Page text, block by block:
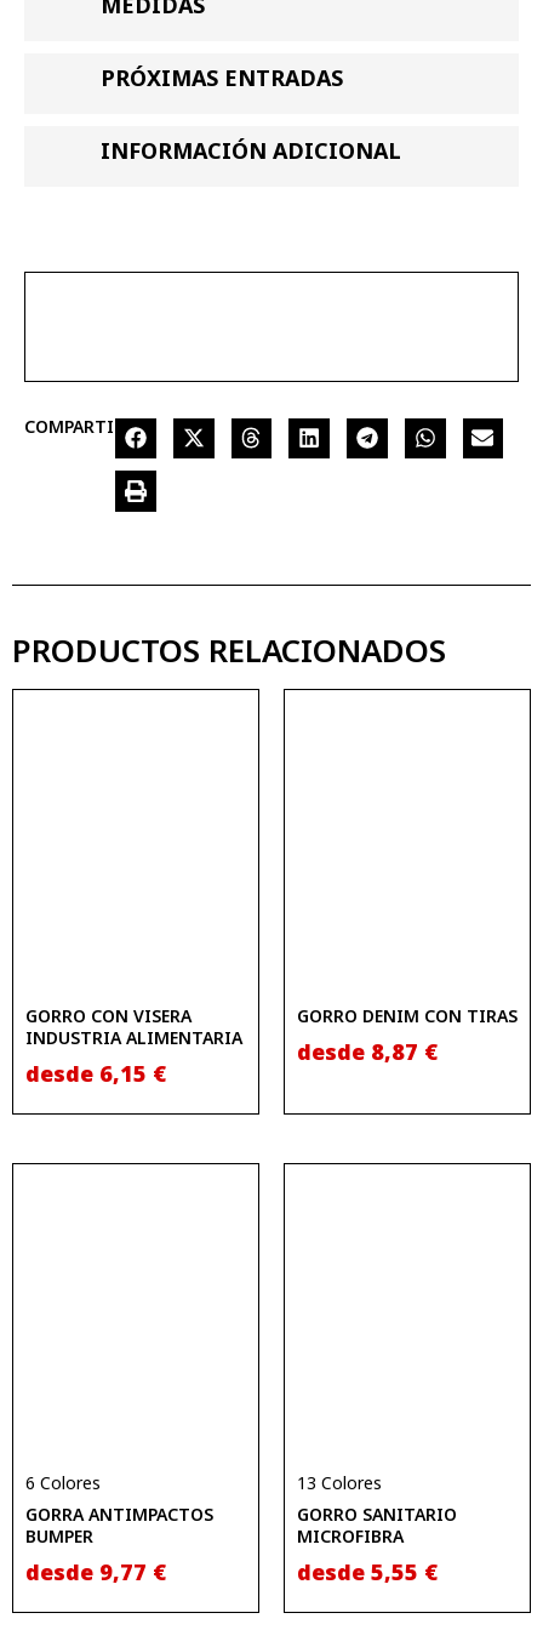
PRÓXIMAS ENTRADAS
INFORMACIÓN ADICIONAL
COMPARTIR
PRODUCTOS RELACIONADOS
GORRO CON VISERA
INDUSTRIA ALIMENTARIA
desde 6,15 €
GORRO DENIM CON TIRAS
desde 8,87 €
6 Colores
GORRA ANTIMPACTOS
BUMPER
desde 9,77 €
13 Colores
GORRO SANITARIO
MICROFIBRA
desde 5,55 €